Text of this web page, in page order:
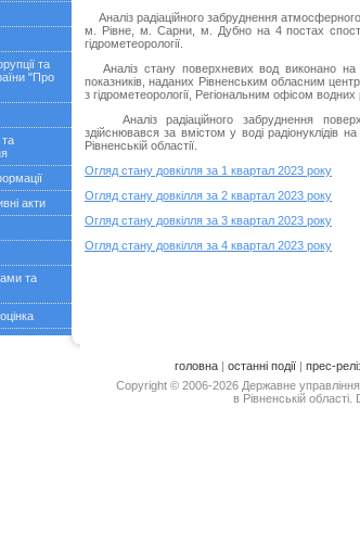
та
"Про
та
акти
та
Аналіз радіаційного забруднення
м. Рівне, м. Сарни, м. Дубно на 4 постах
гідрометеорології.
Аналіз стану поверхневих вод виконано на
показників, наданих Рівненським обласним
з гідрометеорології, Регіональним офісом водних
Аналіз радіаційного забруднення
здійснювався за вмістом у воді радіонуклідів
Рівненській областії.
Огляд стану довкілля за 1 квартал 2023 року
Огляд стану довкілля за 2 квартал 2023 року
Огляд стану довкілля за 3 квартал 2023 року
Огляд стану довкілля за 4 квартал 2023 року
головна | останні події | прес-
Copyright © 2006-2026 Державне
в Рівненській